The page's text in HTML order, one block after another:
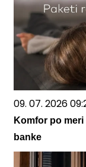
09. 07. 2026
Komfor po
banke